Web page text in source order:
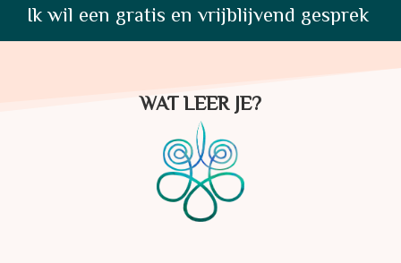
Ik wil een gratis en vrijblijvend gesprek
WAT LEER JE?